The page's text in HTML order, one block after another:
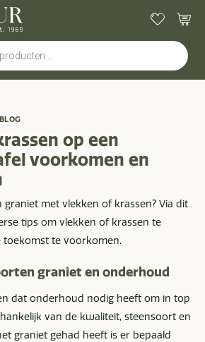
op een
voorkomen en
graniet met vlekken of krassen? Via dit
tips om vlekken of krassen te
te voorkomen.
graniet en onderhoud
dat onderhoud nodig heeft om in top
van de kwaliteit, steensoort en
graniet gehad heeft is er bepaald